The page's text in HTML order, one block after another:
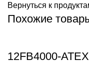
Вернуться к
Похожие
12FB4000-ATEX